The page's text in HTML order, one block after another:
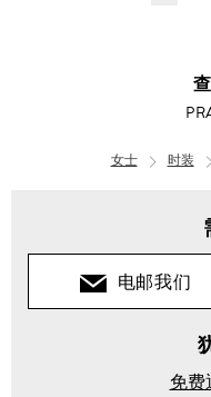
女士 时装
电邮我们
免费